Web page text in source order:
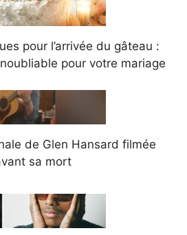
pour l’arrivée du gâteau :
pour votre mariage
de Glen Hansard filmée
sa mort